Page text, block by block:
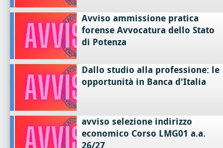
Avviso ammissione pratica
forense Avvocatura dello Stato
di Potenza
Dallo studio alla professione: le
opportunità in Banca d'Italia
avviso selezione indirizzo
economico Corso LMG01 a.a.
26/27